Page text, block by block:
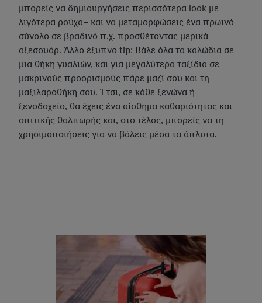
μπορείς να δημιουργήσεις περισσότερα look με
λιγότερα ρούχα– και να μεταμορφώσεις ένα πρωινό
σύνολο σε βραδινό π.χ. προσθέτοντας μερικά
αξεσουάρ. Άλλο έξυπνο tip: Βάλε όλα τα καλώδια σε
μια θήκη γυαλιών, και για μεγαλύτερα ταξίδια σε
μακρινούς προορισμούς πάρε μαζί σου και τη
μαξιλαροθήκη σου. Έτσι, σε κάθε ξενώνα ή
ξενοδοχείο, θα έχεις ένα αίσθημα καθαριότητας και
σπιτικής θαλπωρής και, στο τέλος, μπορείς να τη
χρησιμοποιήσεις για να βάλεις μέσα τα άπλυτα.